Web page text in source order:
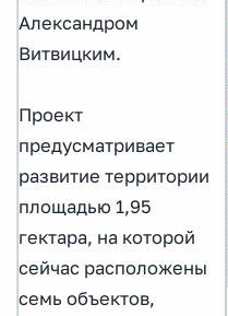
Александром
Витвицким.
Проект
предусматривает
развитие территории
площадью 1,95
гектара, на которой
сейчас расположены
семь объектов,